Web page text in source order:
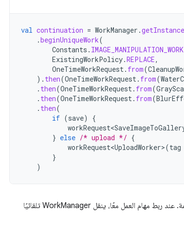
val continuation = WorkManager .getInstance
.beginUniqueWork(
Constants .
ExistingWorkPolicy.REPLACE,
OneTimeWorkRequest . from(
). then(OneTimeWorkRequest . from(
. then(OneTimeWorkRequest . from(
. then(OneTimeWorkRequest . from(
. then(
if (save)
{
} else /* upload */ {
workRequest<UploadWorker>(tag
}
)
لهذه المهمة. عند ربط مهام العمل معًا، ينقل WorkManager تلقائيًا